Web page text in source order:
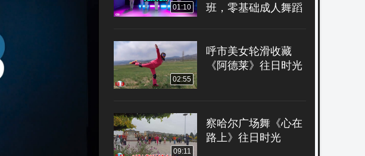
01:10
班，零基础成人舞蹈
02:55
呼市美女轮滑收藏
《阿德莱》往日时光
09:11
察哈尔广场舞《心在
路上》往日时光